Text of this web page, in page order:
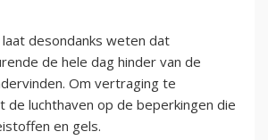
desondanks weten dat
de hele dag hinder van de
Om vertraging te
de luchthaven op de beperkingen die
en gels.